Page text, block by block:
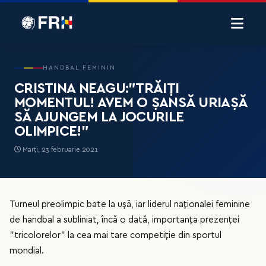
HANDBAL FEMININ
CRISTINA NEAGU:”TRĂIȚI
MOMENTUL! AVEM O ȘANSĂ URIAȘĂ
SĂ AJUNGEM LA JOCURILE
OLIMPICE!”
Marți, 23 februarie 2021
Turneul preolimpic bate la ușă, iar liderul naționalei feminine
de handbal a subliniat, încă o dată, importanța prezenței
”tricolorelor” la cea mai tare competiție din sportul
mondial.